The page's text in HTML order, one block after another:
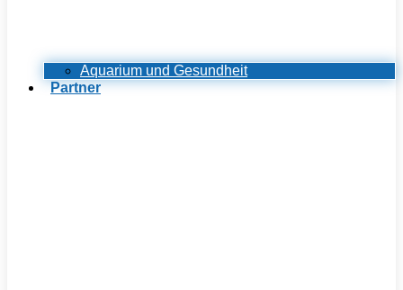
Aquarium und Gesundheit
Partner